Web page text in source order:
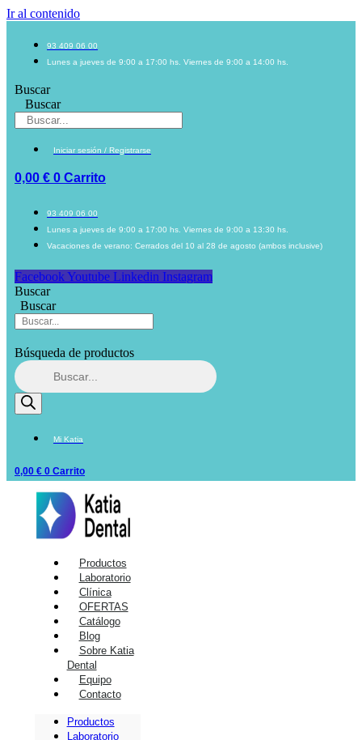
Ir al contenido
93 409 06 00
Lunes a jueves de 9:00 a 17:00 hs. Viernes de 9:00 a 14:00 hs.
Buscar
Buscar
Iniciar sesión / Registrarse
0,00 € 0 Carrito
93 409 06 00
Lunes a jueves de 9:00 a 17:00 hs. Viernes de 9:00 a 13:30 hs.
Vacaciones de verano: Cerrados del 10 al 28 de agosto (ambos inclusive)
Facebook Youtube Linkedin Instagram
Buscar
Buscar
Búsqueda de productos
Mi Katia
0,00 € 0 Carrito
Productos
Laboratorio
Clínica
OFERTAS
Catálogo
Blog
Sobre Katia
Dental
Equipo
Contacto
Productos
Laboratorio